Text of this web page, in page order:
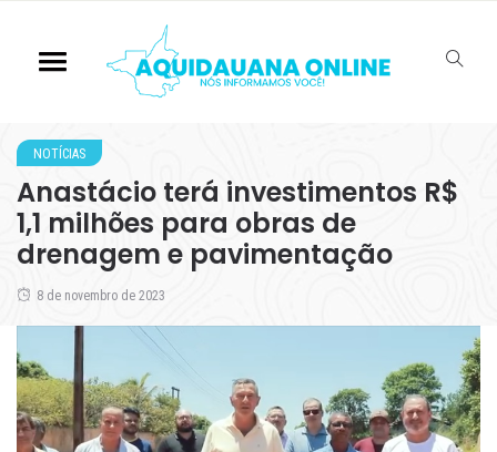
NOTÍCIAS
Anastácio terá investimentos R$
1,1 milhões para obras de
drenagem e pavimentação
8 de novembro de 2023